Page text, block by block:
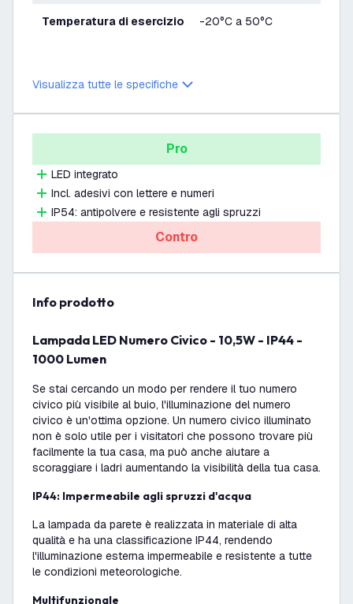
Temperatura di esercizio -20°C a 50°C
Visualizza tutte le specifiche
Pro
LED integrato
Incl. adesivi con lettere e numeri
IP54: antipolvere e resistente agli spruzzi
Contro
info prodotto
Lampada LED Numero Civico - 10,5W - IP44 -
1000 Lumen
Se stai cercando un modo per rendere il tuo numero
civico più visibile al buio, l'illuminazione del numero
civico è un'ottima opzione. Un numero civico illuminato
non è solo utile per i visitatori che possono trovare più
facilmente la tua casa, ma può anche aiutare a
scoraggiare i ladri aumentando la visibilità della tua casa.
IP44: Impermeabile agli spruzzi d'acqua
La lampada da parete è realizzata in materiale di alta
qualità e ha una classificazione IP44, rendendo
l'illuminazione esterna impermeabile e resistente a tutte
le condizioni meteorologiche.
Multifunzionale